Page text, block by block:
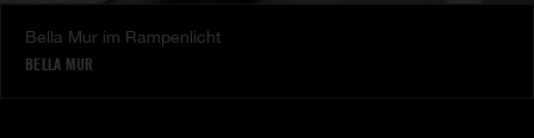
Bella Mur im Rampenlicht
BELLA MUR